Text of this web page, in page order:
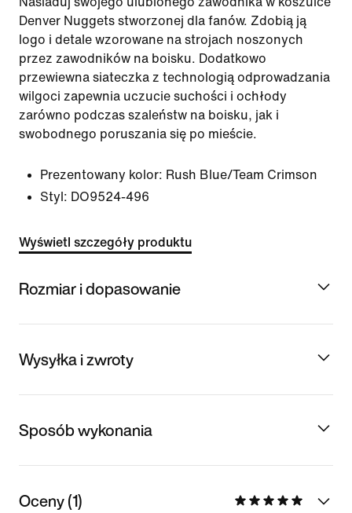
Denver Nuggets stworzonej dla fanów. Zdobią ją
logo i detale wzorowane na strojach noszonych
przez zawodników na boisku. Dodatkowo
przewiewna siateczka z technologią odprowadzania
wilgoci zapewnia uczucie suchości i ochłody
zarówno podczas szaleństw na boisku, jak i
swobodnego poruszania się po mieście.
Prezentowany kolor: Rush Blue/Team Crimson
Styl: DO9524-496
Wyświetl szczegóły produktu
Rozmiar i dopasowanie
Wysyłka i zwroty
Sposób wykonania
Oceny (1)